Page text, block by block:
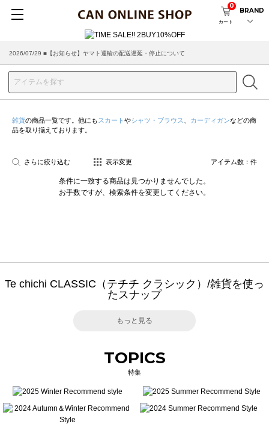
カート
0
BRAND
2026/07/29 ■【お知らせ】ヤマト運輸の配送遅延・停止について
雑貨の商品一覧です。他にも スカート やシャツ・ブラウス カーディガンなどの商
品を取り揃えております。
さらに絞り込む 表示変更 アイテム数： 件
条件に一致する商品は見つかりませんでした。
お手数ですが、検索条件を変更してください。
Te chichi CLASSIC（テチチ クラシック）/雑貨を使っ
たスナップ
もっと見る
TOPICS
特集